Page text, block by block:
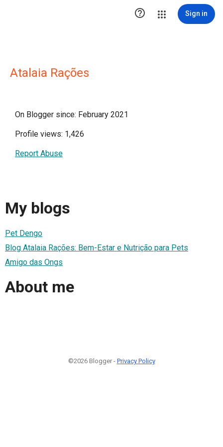
 Sign in
Atalaia Rações
On Blogger since: February 2021
Profile views: 1,426
Report Abuse
My blogs
Pet Dengo
Blog Atalaia Rações: Bem-Estar e Nutrição para Pets
Amigo das Ongs
About me
©2026 Blogger - Privacy Policy